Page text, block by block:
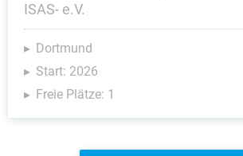
ISAS- e.V.
Dortmund
Start: 2026
Freie Plätze: 1